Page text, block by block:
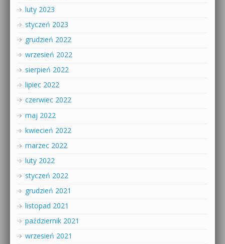
luty 2023
styczeń 2023
grudzień 2022
wrzesień 2022
sierpień 2022
lipiec 2022
czerwiec 2022
maj 2022
kwiecień 2022
marzec 2022
luty 2022
styczeń 2022
grudzień 2021
listopad 2021
październik 2021
wrzesień 2021